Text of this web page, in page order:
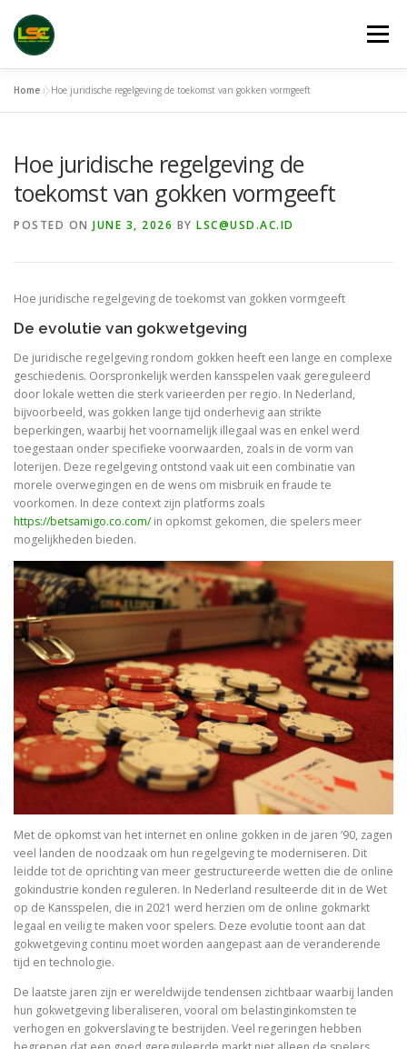
content
Menu
ACCEPTED ABSTRACTS VENUES LINKS
Home »Hoe juridische regelgeving de toekomst van gokken vormgeeft
Hoe juridische regelgeving de
toekomst van gokken vormgeeft
POSTED ON JUNE 3, 2026 BY LSC@USD.AC.ID
Hoe juridische regelgeving de toekomst van gokken vormgeeft
De evolutie van gokwetgeving
De juridische regelgeving rondom gokken heeft een lange en complexe
geschiedenis. Oorspronkelijk werden kansspelen vaak gereguleerd
door lokale wetten die sterk varieerden per regio. In Nederland,
bijvoorbeeld, was gokken lange tijd onderhevig aan strikte
beperkingen, waarbij het voornamelijk illegaal was en enkel werd
toegestaan onder specifieke voorwaarden, zoals in de vorm van
loterijen. Deze regelgeving ontstond vaak uit een combinatie van
morele overwegingen en de wens om misbruik en fraude te
voorkomen. In deze context zijn platforms zoals
https://betsamigo.co.com/in opkomst gekomen, die spelers meer
mogelijkheden bieden.
Met de opkomst van het internet en online gokken in de jaren ’90, zagen
veel landen de noodzaak om hun regelgeving te moderniseren. Dit
leidde tot de oprichting van meer gestructureerde wetten die de online
gokindustrie konden reguleren. In Nederland resulteerde dit in de Wet
op de Kansspelen, die in 2021 werd herzien om de online gokmarkt
legaal en veilig te maken voor spelers. Deze evolutie toont aan dat
gokwetgeving continu moet worden aangepast aan de veranderende
tijd en technologie.
De laatste jaren zijn er wereldwijde tendensen zichtbaar waarbij landen
hun gokwetgeving liberaliseren, vooral om belastinginkomsten te
verhogen en gokverslaving te bestrijden. Veel regeringen hebben